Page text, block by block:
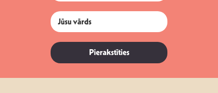
Pierakstīties